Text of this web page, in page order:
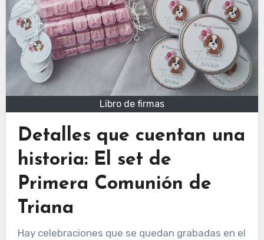
Libro de firmas
Detalles que cuentan una
historia: El set de
Primera Comunión de
Triana
Hay celebraciones que se quedan grabadas en el